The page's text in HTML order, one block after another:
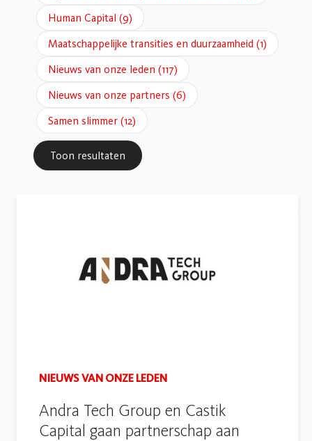
Human Capital (9)
Maatschappelijke transities en duurzaamheid (1)
Nieuws van onze leden (117)
Nieuws van onze partners (6)
Samen slimmer (12)
NIEUWS VAN ONZE LEDEN
Andra Tech Group en Castik
Capital gaan partnerschap aan